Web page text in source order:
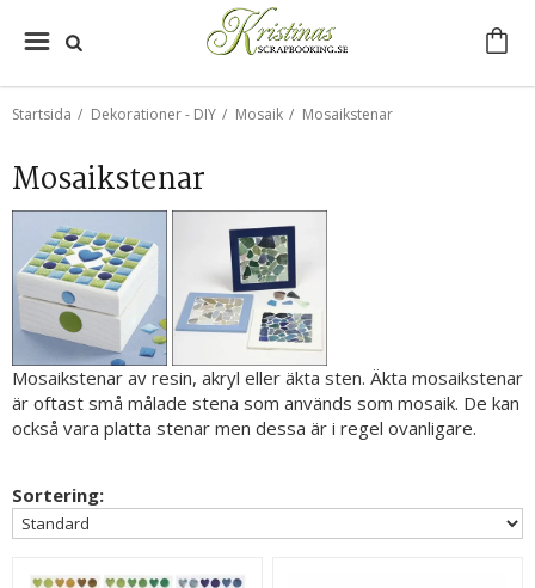
Startsida / Dekorationer - DIY / Mosaik / Mosaikstenar
Mosaikstenar
Mosaikstenar av resin, akryl eller äkta sten. Äkta mosaikstenar
är oftast små målade stena som används som mosaik. De kan
också vara platta stenar men dessa är i regel ovanligare.
Sortering: